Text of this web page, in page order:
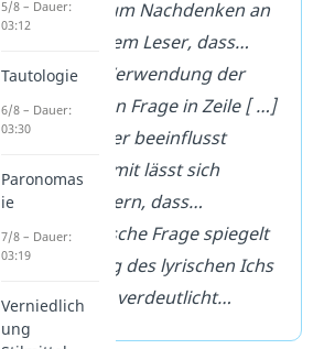
Dies regt zum Nachdenken an
und zeigt dem Leser, dass…
Durch die Verwendung der
rhetorischen Frage in Zeile [ …]
soll der Leser beeinflusst
werden. Somit lässt sich
schlussfolgern, dass…
Die rhetorische Frage spiegelt
die Wertung des lyrischen Ichs
wieder und verdeutlicht…
5/8 – Dauer:
03:12
Tautologie
6/8 – Dauer:
03:30
Paronomas
ie
7/8 – Dauer:
03:19
Verniedlich
ung